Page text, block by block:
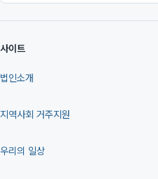
사이트
법인소개
지역사회 거주지원
우리의 일상